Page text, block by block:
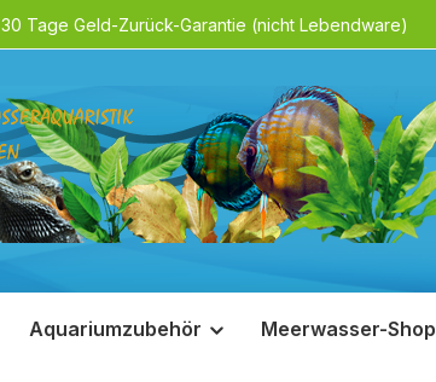
30 Tage Geld-Zurück-Garantie (nicht Lebendware)
Aquariumzubehör Meerwasser-Shop